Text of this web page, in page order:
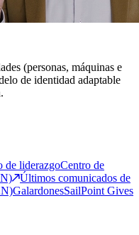
(personas, máquinas e
de identidad adaptable
de liderazgoCentro de
Últimos comunicados de
GalardonesSailPoint Gives